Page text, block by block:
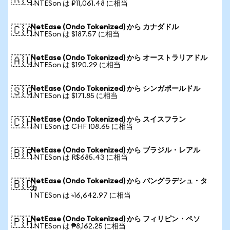
1 NTESon は ₽11,061.48 に相当
🇨🇦NetEase (Ondo Tokenized) から カナダドル
1 NTESon は $187.57 に相当
🇦🇺NetEase (Ondo Tokenized) から オーストラリアドル
1 NTESon は $190.29 に相当
🇸🇬NetEase (Ondo Tokenized) から シンガポールドル
1 NTESon は $171.85 に相当
🇨🇭NetEase (Ondo Tokenized) から スイスフラン
1 NTESon は CHF 108.65 に相当
🇧🇷NetEase (Ondo Tokenized) から ブラジル・レアル
1 NTESon は R$685.43 に相当
🇧🇩NetEase (Ondo Tokenized) から バングラデシュ・タ
カ
1 NTESon は ৳16,642.97 に相当
🇵🇭NetEase (Ondo Tokenized) から フィリピン・ペソ
1 NTESon は ₱8,162.25 に相当